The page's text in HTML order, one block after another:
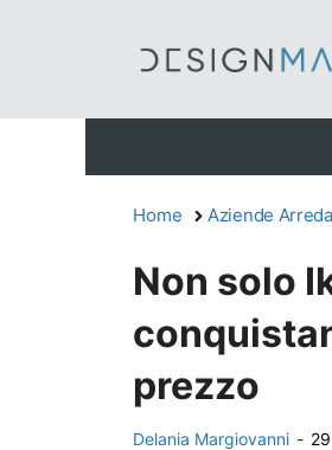
Home Aziende
Non solo
prezzo
Delania Margiovanni -